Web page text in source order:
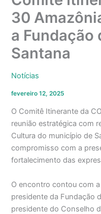
30
a Fundação
Santana
Notícias
fevereiro 12, 2025
O Comitê Itinerante da
reunião estratégica com
Cultura do município de
compromisso com a
fortalecimento das
O encontro contou com
presidente da Fundação
presidente do Conselho